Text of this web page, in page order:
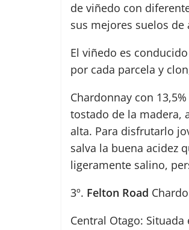
de viñedo con
sus mejores suelos
El viñedo es
por cada parcela y
Chardonnay con
tostado de la madera,
alta. Para disfrutarlo
salva la buena acidez
ligeramente salino,
3º. Felton Road
Central Otago: